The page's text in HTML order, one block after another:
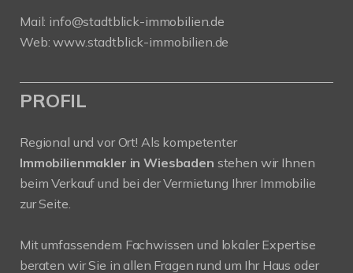
Mail: info@stadtblick-immobilien.de
Web:www.stadtblick-immobilien.de
PROFIL
Regional und vor Ort! Als kompetenter
Immobilienmakler in Wiesbaden stehen wir Ihnen
beim Verkauf und bei der Vermietung Ihrer Immobilie
zur Seite.
Mit umfassendem Fachwissen und lokaler Expertise
beraten wir Sie in allen Fragen rund um Ihr Haus oder